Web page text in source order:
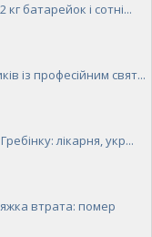
кг батарейок і сотні...
із професійним свят...
лікарня, укр...
втрата: помер